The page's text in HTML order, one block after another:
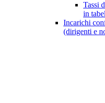
Tassi
in
Incarichi
(dirigenti e